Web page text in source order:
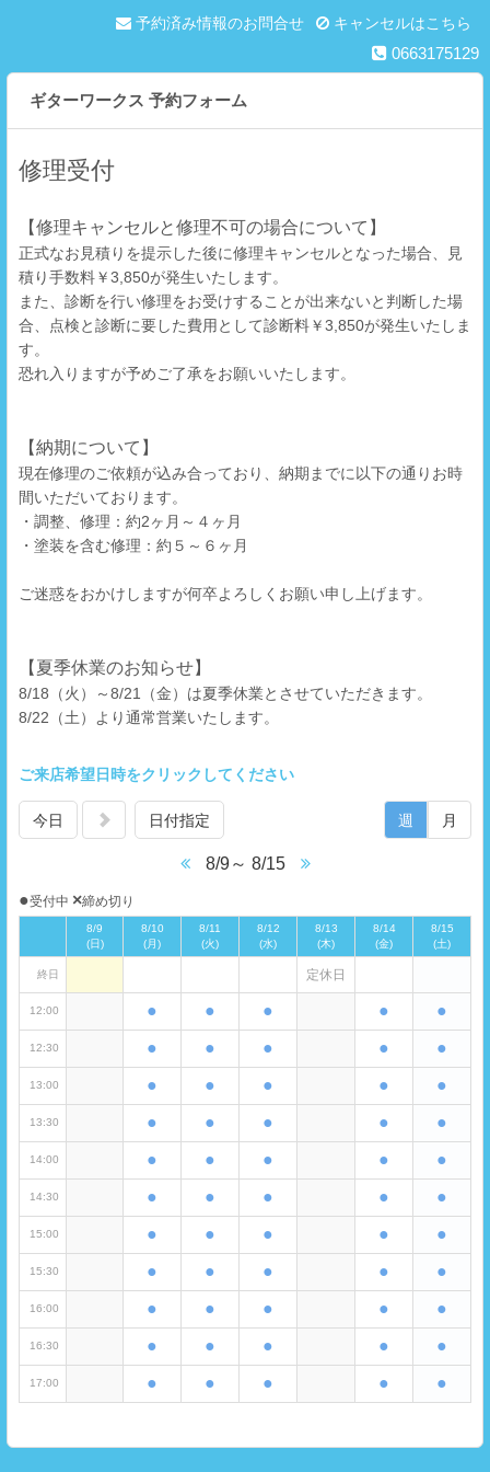
予約済み情報のお問合せ キャンセルはこちら
0663175129
ギターワークス 予約フォーム
修理受付
【修理キャンセルと修理不可の場合について】
正式なお見積りを提示した後に修理キャンセルとなった場合、見
積り手数料￥3,850が発生いたします。
また、診断を行い修理をお受けすることが出来ないと判断した場
合、点検と診断に要した費用として診断料￥3,850が発生いたしま
す。
恐れ入りますが予めご了承をお願いいたします。
【納期について】
現在修理のご依頼が込み合っており、納期までに以下の通りお時
間いただいております。
・調整、修理：約2ヶ月～４ヶ月
・塗装を含む修理：約５～６ヶ月
ご迷惑をおかけしますが何卒よろしくお願い申し上げます。
【夏季休業のお知らせ】
8/18（火）～8/21（金）は夏季休業とさせていただきます。
8/22（土）より通常営業いたします。
ご来店希望日時をクリックしてください
今日 日付指定
8/9～ 8/15
週 月
●受付中 ×締め切り
8/9
(日)
8/10
(月)
8/11
(火)
8/12
(水)
8/13
(木)
8/14
(金)
8/15
(土)
終日 定休日
12:00 ● ● ● ● ●
12:30 ● ● ● ● ●
13:00 ● ● ● ● ●
13:30 ● ● ● ● ●
14:00 ● ● ● ● ●
14:30 ● ● ● ● ●
15:00 ● ● ● ● ●
15:30 ● ● ● ● ●
16:00 ● ● ● ● ●
16:30 ● ● ● ● ●
17:00 ● ● ● ● ●